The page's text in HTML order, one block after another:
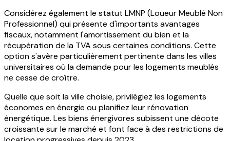
Considérez également le statut LMNP (Loueur Meublé Non
Professionnel) qui présente d'importants avantages
fiscaux, notamment l'amortissement du bien et la
récupération de la TVA sous certaines conditions. Cette
option s'avère particulièrement pertinente dans les villes
universitaires où la demande pour les logements meublés
ne cesse de croître.
Quelle que soit la ville choisie, privilégiez les logements
économes en énergie ou planifiez leur rénovation
énergétique. Les biens énergivores subissent une décote
croissante sur le marché et font face à des restrictions de